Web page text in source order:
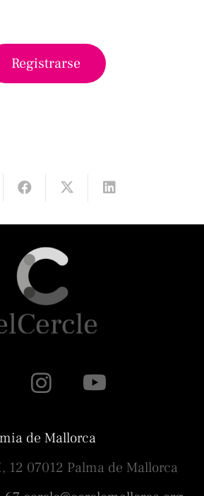
Registrarse
de Mallorca
12 07012 Palma de Mallorca